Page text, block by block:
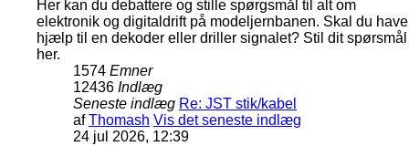
Her kan du debattere og stille spørgsmål til alt om
elektronik og digitaldrift på modeljernbanen. Skal du have
hjælp til en dekoder eller driller signalet? Stil dit spørsmål
her.
1574 Emner
12436 Indlæg
Seneste indlæg Re: JST stik/kabel
afThomash Vis det seneste indlæg
24 jul 2026, 12:39